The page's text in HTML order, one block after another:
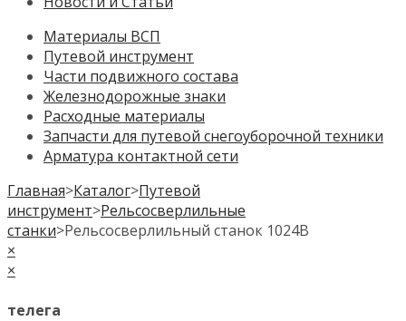
Материалы ВСП
Путевой инструмент
Части подвижного состава
Железнодорожные знаки
Расходные материалы
Запчасти для путевой снегоуборочной техники
Арматура контактной сети
Главная>Каталог>Путевой
инструмент>Рельсосверлильные
станки>Рельсосверлильный станок 1024В
×
×
телега